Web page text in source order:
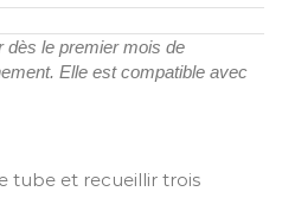
dès le premier mois de
Elle est compatible avec
tube et recueillir trois